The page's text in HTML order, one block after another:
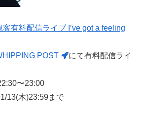
客有料配信ライブ I’ve got a feeling
POST
にて有料配信ライ
〜23:00
13(木)23:59まで